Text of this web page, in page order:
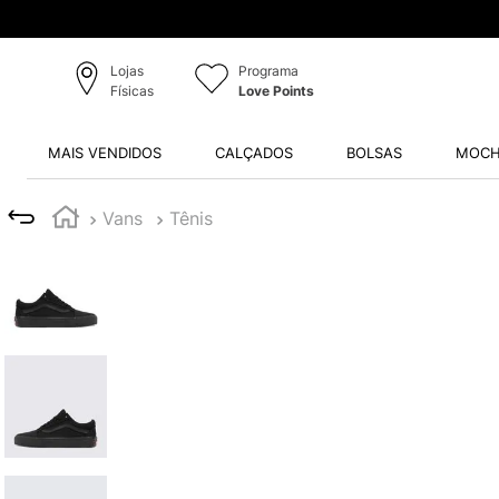
Lojas
Físicas
Programa
Love Points
MAIS VENDIDOS CALÇADOS BOLSAS
Vans Tênis